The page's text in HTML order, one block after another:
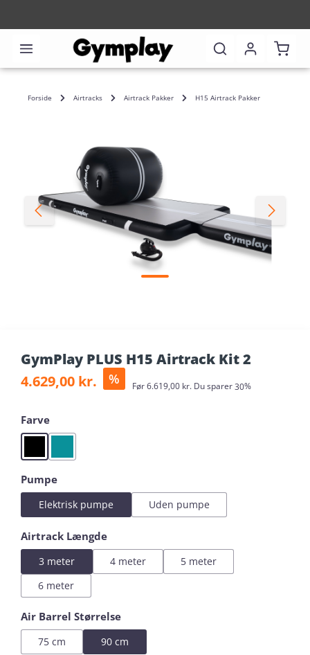
Forside Airtracks Airtrack Pakker H15 Airtrack Pakker
GymPlay PLUS H15 Airtrack Kit 2
Sale price:
4.629,00 kr. % FørRegular price:
6.619,00 kr. Du sparer30%
Select
Farve
Black
Select
Pumpe
Elektrisk pumpe Uden pumpe
Select
Airtrack Længde
3 meter 4 meter
5 meter
6 meter
Select
Air Barrel Størrelse
75 cm 90 cm